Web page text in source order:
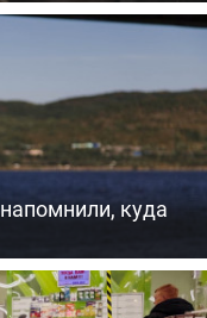
куда